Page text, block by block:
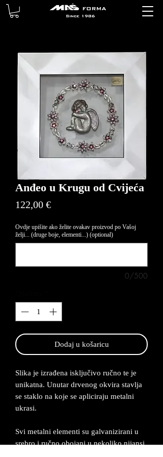
Anđeo u Krugu od Cvijeća
122,00 €Price
Ovdje upišite ako želite ovakav proizvod po Vašoj
želji... (druge boje, elementi...) (optional)
0/500
Dodaj u košaricu
Slika je izrađena isključivo ručno te je
unikatna. Unutar drvenog okvira stavlja
se staklo na koje se apliciraju metalni
ukrasi.
Svi metalni elementi su galvanizirani u
srebro i ručno obojani u nekoliko nijansi.